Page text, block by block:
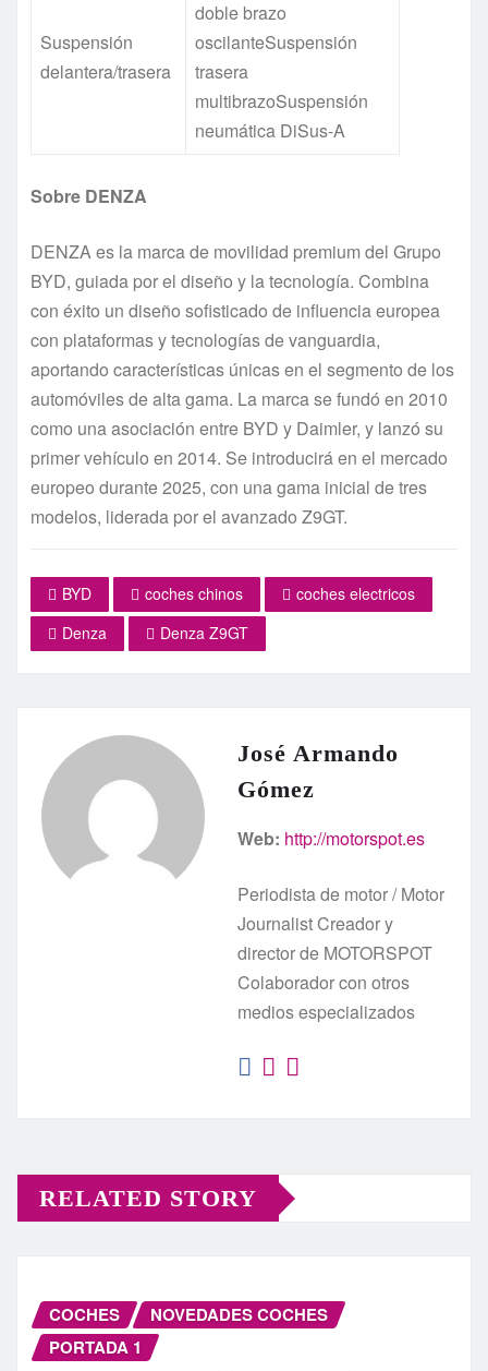
Suspensión
delantera/trasera
doble brazo
oscilanteSuspensión
trasera
multibrazoSuspensión
neumática DiSus-A
Sobre DENZA
DENZA es la marca de movilidad premium del Grupo
BYD, guiada por el diseño y la tecnología. Combina
con éxito un diseño sofisticado de influencia europea
con plataformas y tecnologías de vanguardia,
aportando características únicas en el segmento de los
automóviles de alta gama. La marca se fundó en 2010
como una asociación entre BYD y Daimler, y lanzó su
primer vehículo en 2014. Se introducirá en el mercado
europeo durante 2025, con una gama inicial de tres
modelos, liderada por el avanzado Z9GT.
BYD coches chinos
coches electricos
Denza
Denza Z9GT
José Armando
Gómez
Web: http://motorspot.es
Periodista de motor / Motor
Journalist Creador y
director de MOTORSPOT
Colaborador con otros
medios especializados
RELATED STORY
COCHES
NOVEDADES COCHES
PORTADA 1